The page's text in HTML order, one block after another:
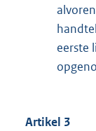
eerste
Artikel 3